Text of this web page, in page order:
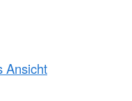
Ansicht